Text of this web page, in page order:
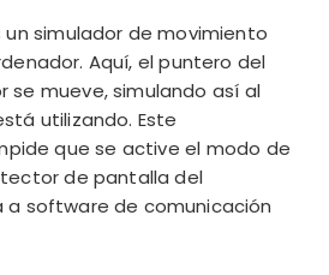
un simulador de movimiento
Aquí, el puntero del
se mueve, simulando así al
utilizando. Este
que se active el modo de
de pantalla del
software de comunicación